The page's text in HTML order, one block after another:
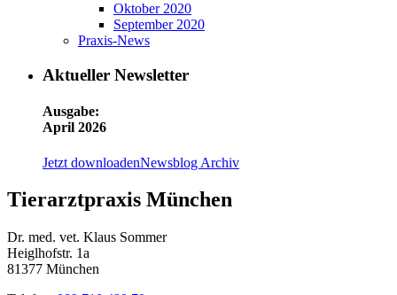
Oktober 2020
September 2020
Praxis-News
Aktueller Newsletter
Ausgabe:
April 2026
Jetzt downloadenNewsblog Archiv
Tierarztpraxis München
Dr. med. vet. Klaus Sommer
Heiglhofstr. 1a
81377 München